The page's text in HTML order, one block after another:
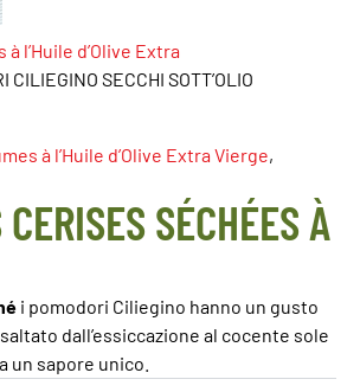
l’Huile d’Olive Extra
CILIEGINO SECCHI SOTT’OLIO
à l’Huile d’Olive Extra Vierge,
SÉCHÉES À
i pomodori Ciliegino hanno un gusto
dall’essiccazione al cocente sole
un sapore unico.